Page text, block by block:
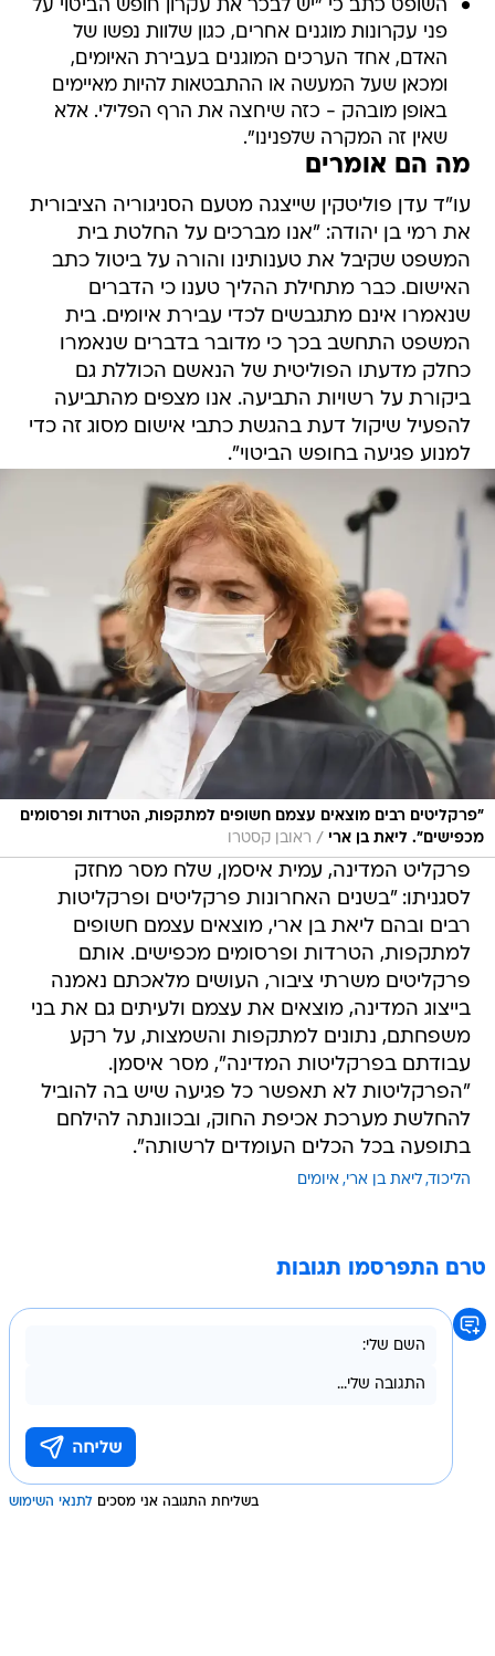
השופט כתב כי "יש לבכר את עקרון חופש הביטוי על
פני עקרונות מוגנים אחרים, כגון שלוות נפשו של
האדם, אחד הערכים המוגנים בעבירת האיומים,
ומכאן שעל המעשה או ההתבטאות להיות מאיימים
באופן מובהק - כזה שיחצה את הרף הפלילי. אלא
שאין זה המקרה שלפנינו".
מה הם אומרים
עו"ד עדן פוליטקין שייצגה מטעם הסניגוריה הציבורית
את רמי בן יהודה: "אנו מברכים על החלטת בית
המשפט שקיבל את טענותינו והורה על ביטול כתב
האישום. כבר מתחילת ההליך טענו כי הדברים
שנאמרו אינם מתגבשים לכדי עבירת איומים. בית
המשפט התחשב בכך כי מדובר בדברים שנאמרו
כחלק מדעתו הפוליטית של הנאשם הכוללת גם
ביקורת על רשויות התביעה. אנו מצפים מהתביעה
להפעיל שיקול דעת בהגשת כתבי אישום מסוג זה כדי
למנוע פגיעה בחופש הביטוי".
"פרקליטים רבים מוצאים עצמם חשופים למתקפות, הטרדות ופרסומים
מכפישים". ליאת בן ארי / ראובן קסטרו
פרקליט המדינה, עמית איסמן, שלח מסר מחזק
לסגניתו: "בשנים האחרונות פרקליטים ופרקליטות
רבים ובהם ליאת בן ארי, מוצאים עצמם חשופים
למתקפות, הטרדות ופרסומים מכפישים. אותם
פרקליטים משרתי ציבור, העושים מלאכתם נאמנה
בייצוג המדינה, מוצאים את עצמם ולעיתים גם את בני
משפחתם, נתונים למתקפות והשמצות, על רקע
עבודתם בפרקליטות המדינה", מסר איסמן.
"הפרקליטות לא תאפשר כל פגיעה שיש בה להוביל
להחלשת מערכת אכיפת החוק, ובכוונתה להילחם
בתופעה בכל הכלים העומדים לרשותה".
הליכוד ליאת בן ארי איומים
טרם התפרסמו תגובות
בשליחת התגובה אני מסכים לתנאי השימוש